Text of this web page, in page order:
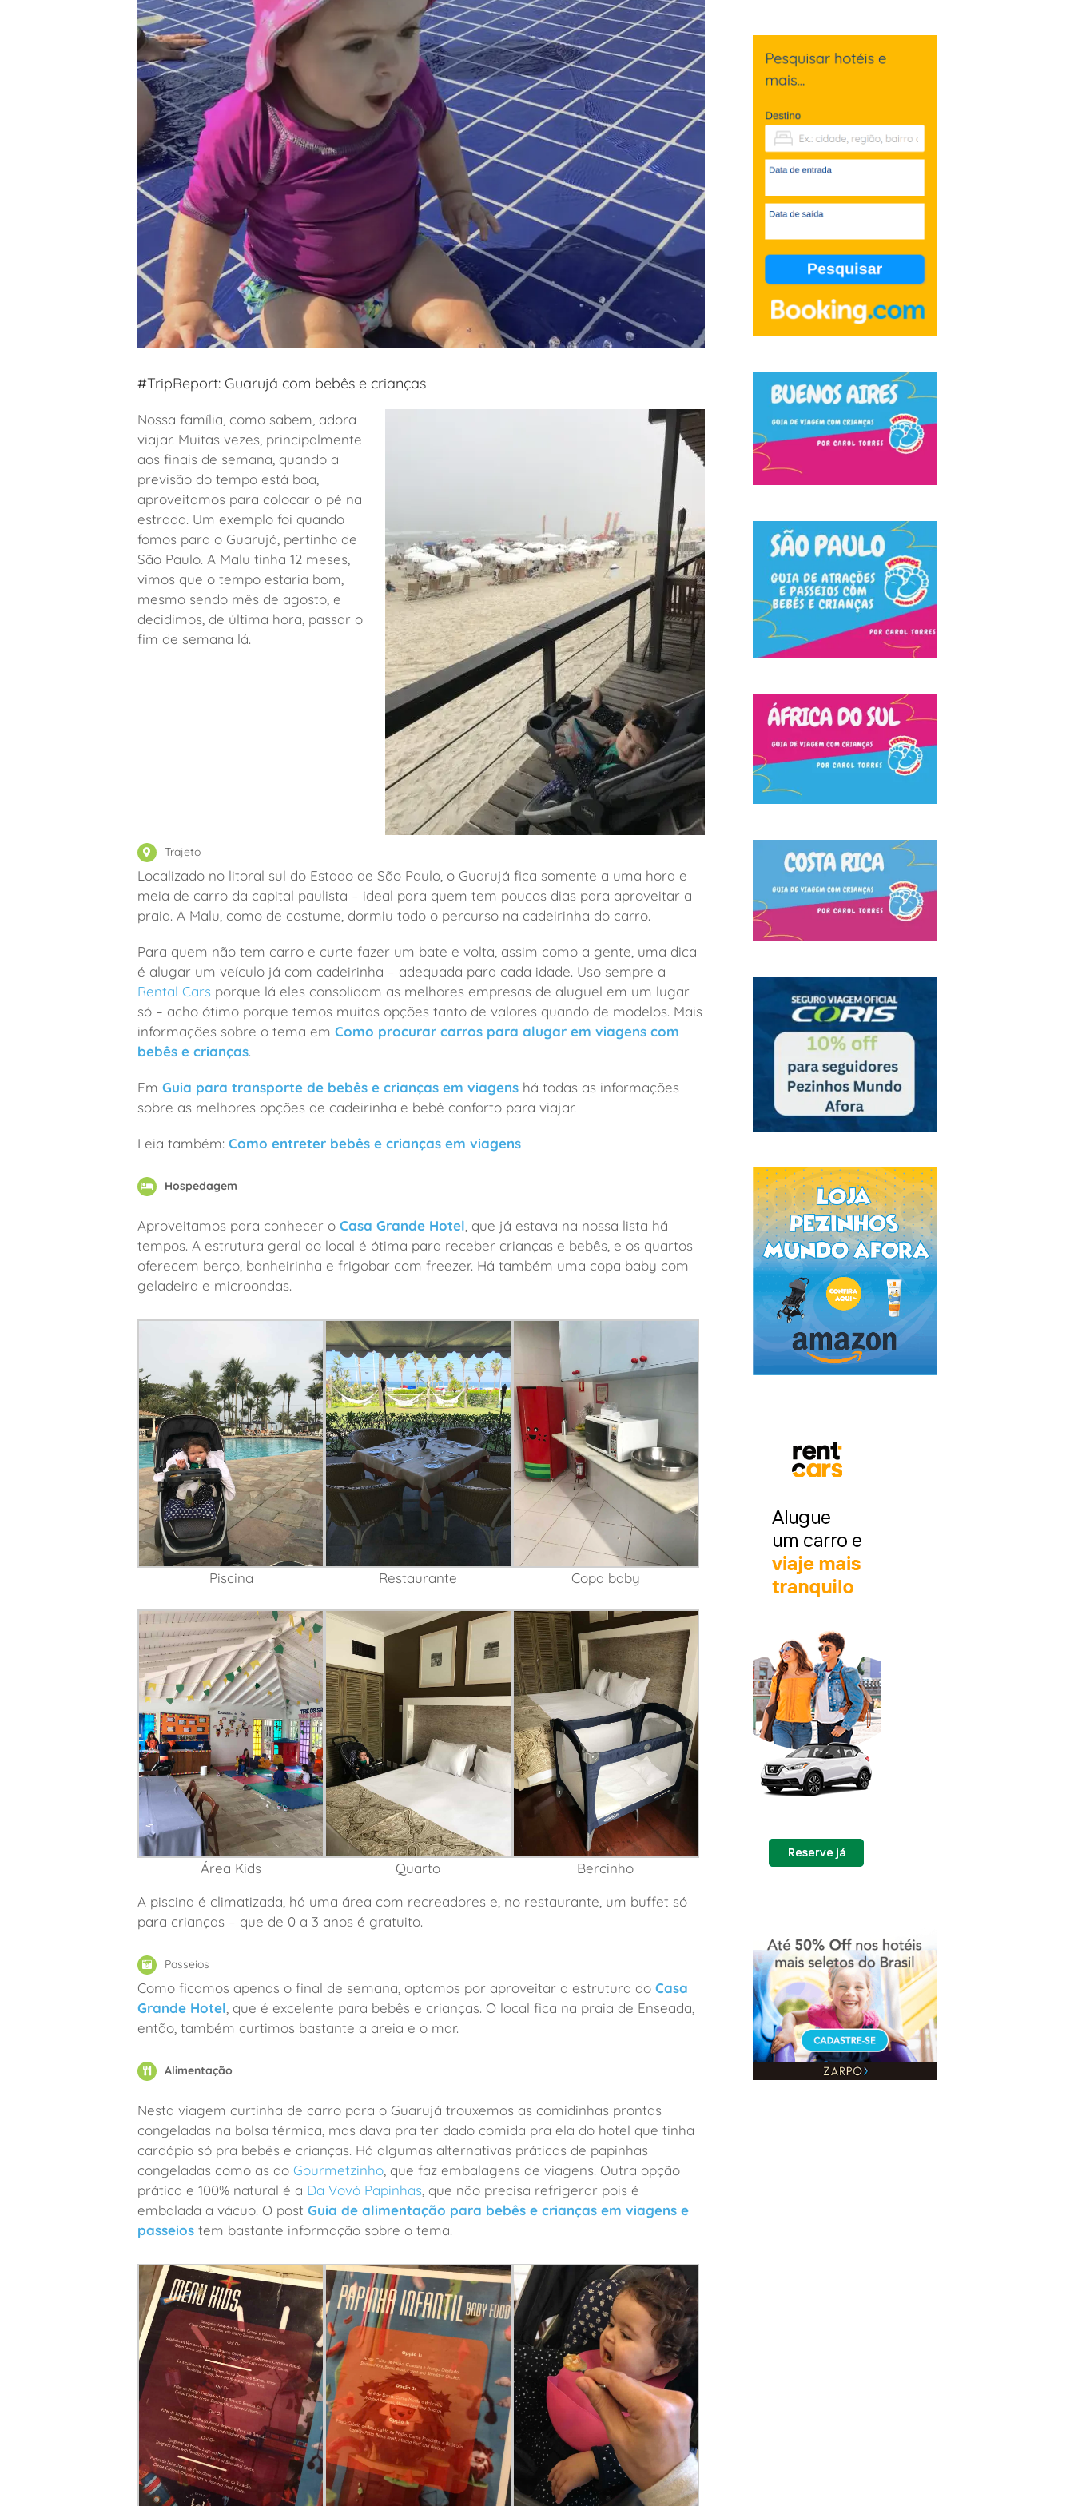
#TripReport: Guarujá com bebês e crianças
Nossa família, como sabem, adora
viajar. Muitas vezes, principalmente
aos finais de semana, quando a
previsão do tempo está boa,
aproveitamos para colocar o pé na
estrada. Um exemplo foi quando
fomos para o Guarujá, pertinho de
São Paulo. A Malu tinha 12 meses,
vimos que o tempo estaria bom,
mesmo sendo mês de agosto, e
decidimos, de última hora, passar o
fim de semana lá.
Trajeto
Localizado no litoral sul do Estado de São Paulo, o Guarujá fica somente a uma hora e
meia de carro da capital paulista – ideal para quem tem poucos dias para aproveitar a
praia. A Malu, como de costume, dormiu todo o percurso na cadeirinha do carro.
Para quem não tem carro e curte fazer um bate e volta, assim como a gente, uma dica
é alugar um veículo já com cadeirinha – adequada para cada idade. Uso sempre a
Rental Carsporque lá eles consolidam as melhores empresas de aluguel em um lugar
só – acho ótimo porque temos muitas opções tanto de valores quando de modelos. Mais
informações sobre o tema em Como procurar carros para alugar em viagens com
bebês e crianças.
Em Guia para transporte de bebês e crianças em viagens há todas as informações
sobre as melhores opções de cadeirinha e bebê conforto para viajar.
Leia também: Como entreter bebês e crianças em viagens
Hospedagem
Aproveitamos para conhecer o Casa Grande Hotel , que já estava na nossa lista há
tempos. A estrutura geral do local é ótima para receber crianças e bebês, e os quartos
oferecem berço, banheirinha e frigobar com freezer. Há também uma copa baby com
geladeira e microondas.
Piscina Restaurante Copa baby
Área Kids Quarto
Bercinho
A piscina é climatizada, há uma área com recreadores e, no restaurante, um buffet só
para crianças – que de 0 a 3 anos é gratuito.
Passeios
Como ficamos apenas o final de semana, optamos por aproveitar a estrutura do Casa
Grande Hotel , que é excelente para bebês e crianças. O local fica na praia de Enseada,
então, também curtimos bastante a areia e o mar.
Alimentação
Nesta viagem curtinha de carro para o Guarujá trouxemos as comidinhas prontas
congeladas na bolsa térmica, mas dava pra ter dado comida pra ela do hotel que tinha
cardápio só pra bebês e crianças. Há algumas alternativas práticas de papinhas
congeladas como as do Gourmetzinho, que faz embalagens de viagens. Outra opção
prática e 100% natural é a Da Vovó Papinhas, que não precisa refrigerar pois é
embalada a vácuo. O post Guia de alimentação para bebês e crianças em viagens e
passeios tem bastante informação sobre o tema.